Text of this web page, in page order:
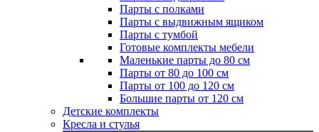
Парты с полками
Парты с выдвижным ящиком
Парты с тумбой
Готовые комплекты мебели
Маленькие парты до 80 см
Парты от 80 до 100 см
Парты от 100 до 120 см
Большие парты от 120 см
Детские комплекты
Кресла и стулья